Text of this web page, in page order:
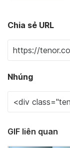
Chia sẻ URL
Nhúng
GIF liên quan